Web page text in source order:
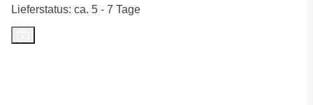
Lieferstatus: ca. 5 - 7 Tage